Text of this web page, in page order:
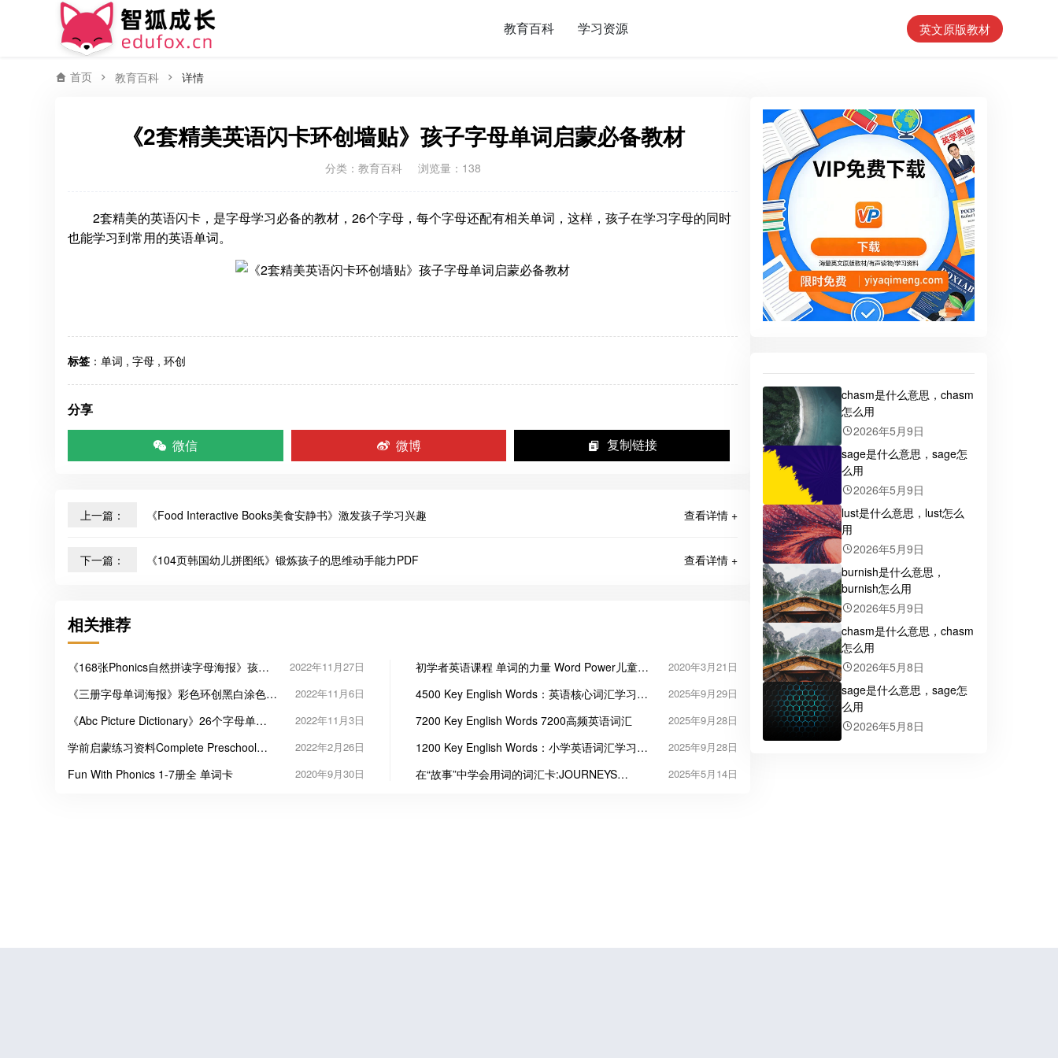
教育百科 学习资源 英文原版教材
首页 教育百科 详情
《2套精美英语闪卡环创墙贴》孩子字母单词启蒙必备教材
分类： 教育百科 浏览量：138
2套精美的英语闪卡，是字母学习必备的教材，26个字母，每个字母还配有相关单词，这样，孩子在学习字母的同时
也能学习到常用的英语单词。
标签 ： 单词 , 字母 , 环创
分享
微信
微博 复制链接
上一篇： 查看详情 +
《Food Interactive Books美食安静书》激发孩子学习兴趣
下一篇： 查看详情 +
《104页韩国幼儿拼图纸》锻炼孩子的思维动手能力PDF
相关推荐
《168张Phonics自然拼读字母海报》孩子
2022年11月27日
《三册字母单词海报》彩色环创黑白涂色英
2022年11月6日
《Abc Picture Dictionary》26个字母单词
2022年11月3日
学前启蒙练习资料Complete Preschool
2022年2月26日
Fun With Phonics 1-7册全 单词卡 2020年9月30日
初学者英语课程 单词的力量 Word Power儿童英
2020年3月21日
4500 Key English Words：英语核心词汇学习的
2025年9月29日
7200 Key English Words 7200高频英语词汇 2025年9月28日
1200 Key English Words：小学英语词汇学习启
2025年9月28日
在“故事”中学会用词的词汇卡:JOURNEYS
2025年5月14日
chasm是什么意思，chasm
怎么用
2026年5月9日
sage是什么意思，sage怎
么用
2026年5月9日
lust是什么意思，lust怎么
用
2026年5月9日
burnish是什么意思，
burnish怎么用
2026年5月9日
chasm是什么意思，chasm
怎么用
2026年5月8日
sage是什么意思，sage怎
么用
2026年5月8日